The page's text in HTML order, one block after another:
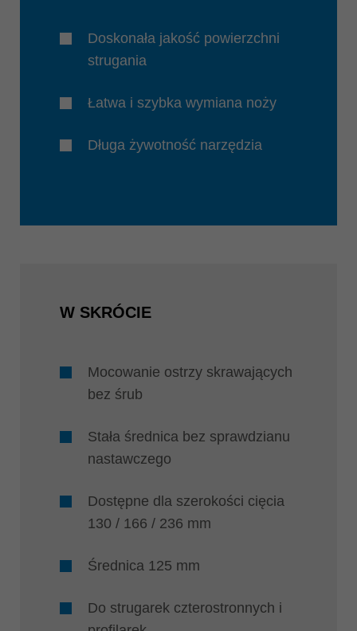
Doskonała jakość powierzchni
strugania
Łatwa i szybka wymiana noży
Długa żywotność narzędzia
W SKRÓCIE
Mocowanie ostrzy skrawających
bez śrub
Stała średnica bez sprawdzianu
nastawczego
Dostępne dla szerokości cięcia
130 / 166 / 236 mm
Średnica 125 mm
Do strugarek czterostronnych i